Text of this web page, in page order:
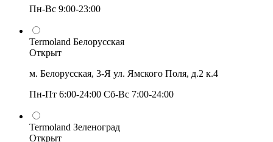
Пн-Вс 9:00-23:00
Termoland Белорусская
Открыт
м. Белорусская, 3-Я ул. Ямского Поля, д.2 к.4
Пн-Пт 6:00-24:00 Сб-Вс 7:00-24:00
Termoland Зеленоград
Открыт